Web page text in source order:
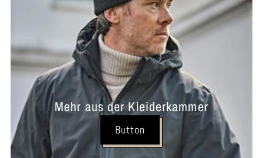
Mehr aus der Kleiderkammer
Button